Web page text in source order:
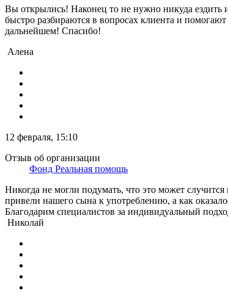
Вы открылись! Наконец то не нужно никуда ездить
быстро разбираются в вопросах клиента и
дальнейшем! Спасибо!
Алена
12 февраля, 15:10
Отзыв об организации
Фонд Реальная помощь
Никогда не могли подумать, что это может
привели нашего сына к употреблению, а как
Благодарим специалистов за индивидуальный
Николай